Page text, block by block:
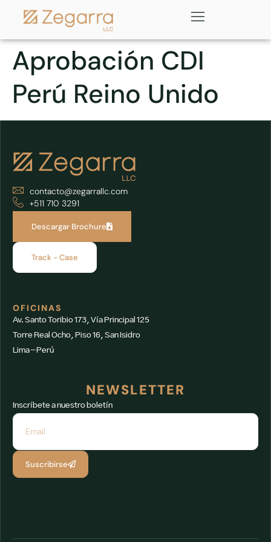
Aprobación CDI
Perú Reino Unido
contacto@zegarrallc.com
+511 710 3291
Descargar Brochure
Track - Case
OFICINAS
Av. Santo Toribio 173, Vía Principal 125
Torre Real Ocho, Piso 16, San Isidro
Lima – Perú
NEWSLETTER
Inscríbete a nuestro boletín
Suscribirse